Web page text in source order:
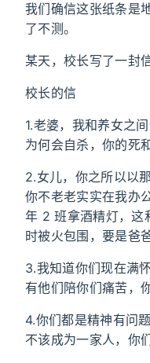
我们确信这张纸条是
了不测。
某天，校长写了一封信
校长的信
1.老婆，我和养女之
为何会自杀，你的死
2.女儿，你之所以以
你不老老实实在我办
年 2 班拿酒精灯，这
时被火包围，要是爸
3.我知道你们现在满
有他们陪你们痛苦，
4.你们都是精神有问
不该成为一家人，你